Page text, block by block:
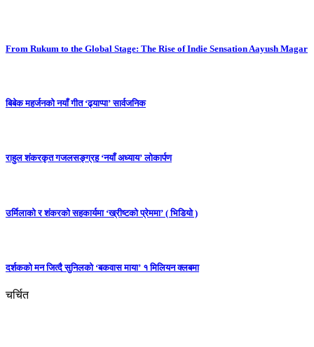
From Rukum to the Global Stage: The Rise of Indie Sensation Aayush Magar
बिबेक महर्जनको नयाँ गीत ‘ढ्याप्पा’ सार्वजनिक
राहुल शंकरकृत गजलसङ्ग्रह ‘नयाँ अध्याय’ लोकार्पण
उर्मिलाको र शंकरको सहकार्यमा ‘ख्रीष्टको प्रेममा’ ( भिडियो )
दर्शकको मन जित्दै सुनिलको ‘बकवास माया’ १ मिलियन क्लबमा
चर्चित